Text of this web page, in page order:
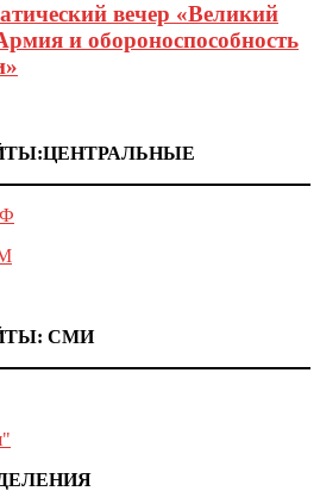
вечер «Великий
и обороноспособность
СМИ